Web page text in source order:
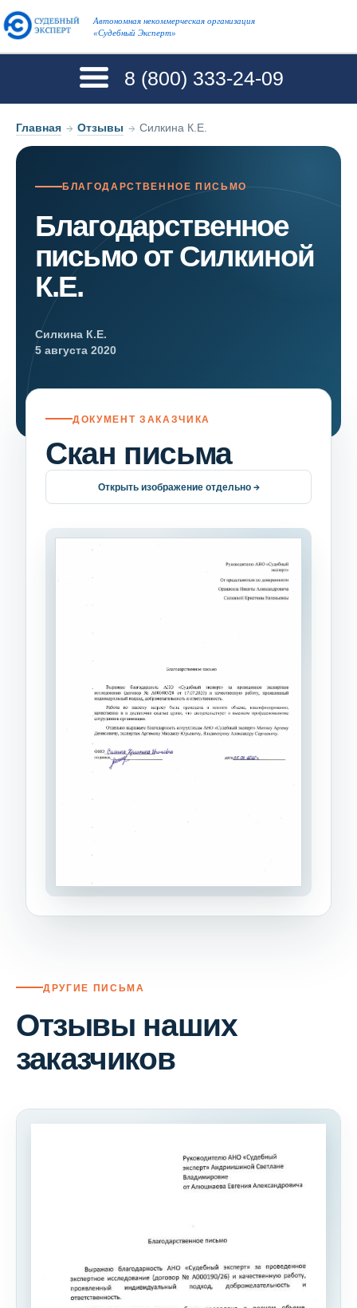
Автономная некоммерческая организация
«Судебный Эксперт»
8 (800) 333-24-09
Главная → Отзывы → Силкина К.Е.
БЛАГОДАРСТВЕННОЕ ПИСЬМО
Благодарственное
письмо от Силкиной
К.Е.
Силкина К.Е.
5 августа 2020
ДОКУМЕНТ ЗАКАЗЧИКА
Скан письма
Открыть изображение отдельно →
ДРУГИЕ ПИСЬМА
Отзывы наших
заказчиков